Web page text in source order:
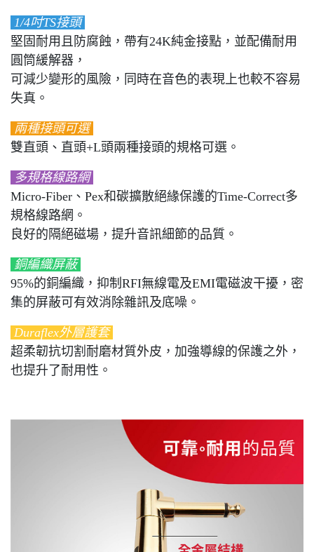
1/4吋TS接頭
堅固耐用且防腐蝕，帶有24K純金接點，並配備耐用
圓筒緩解器，
可減少變形的風險，同時在音色的表現上也較不容易
失真。
兩種接頭可選
雙直頭、直頭+L頭兩種接頭的規格可選。
多規格線路網
Micro-Fiber、Pex和碳擴散絕緣保護的Time-Correct多
規格線路網。
良好的隔絕磁場，提升音訊細節的品質。
銅編織屏蔽
95%的銅編織，抑制RFI無線電及EMI電磁波干擾，密
集的屏蔽可有效消除雜訊及底噪。
Duraflex外層護套
超柔韌抗切割耐磨材質外皮，加強導線的保護之外，
也提升了耐用性。